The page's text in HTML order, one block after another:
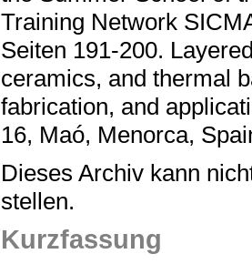
Training Network
Seiten 191-200.
ceramics, and thermal
fabrication, and
16, Maó, Menorca,
Dieses Archiv kann
stellen.
Kurzfassung